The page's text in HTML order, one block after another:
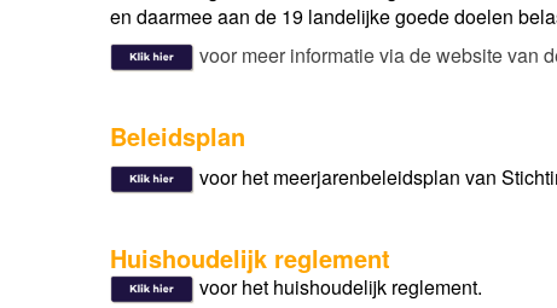
en daarmee aan de 19 landelijke goede doelen
voor meer informatie via de website van
Beleidsplan
voorhet meerjarenbeleidsplan van
Huishoudelijk reglement
voorhet huishoudelijk reglement.